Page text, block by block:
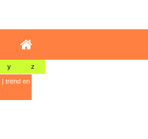
y z
| trend en